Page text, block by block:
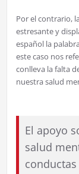
Por el contrario,
estresante y
español la
este caso nos
conlleva la falta
nuestra salud
El apoyo
salud